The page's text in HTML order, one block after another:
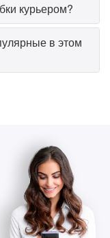
курьером?
в этом